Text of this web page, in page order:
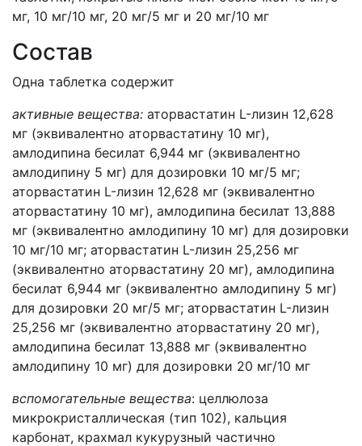
мг, 10 мг/10 мг, 20 мг/5 мг и 20 мг/10 мг
Состав
Одна таблетка содержит
активные вещества: аторвастатин L-лизин 12,628
мг (эквивалентно аторвастатину 10 мг),
амлодипина бесилат 6,944 мг (эквивалентно
амлодипину 5 мг) для дозировки 10 мг/5 мг;
аторвастатин L-лизин 12,628 мг (эквивалентно
аторвастатину 10 мг), амлодипина бесилат 13,888
мг (эквивалентно амлодипину 10 мг) для дозировки
10 мг/10 мг; аторвастатин L-лизин 25,256 мг
(эквивалентно аторвастатину 20 мг), амлодипина
бесилат 6,944 мг (эквивалентно амлодипину 5 мг)
для дозировки 20 мг/5 мг; аторвастатин L-лизин
25,256 мг (эквивалентно аторвастатину 20 мг),
амлодипина бесилат 13,888 мг (эквивалентно
амлодипину 10 мг) для дозировки 20 мг/10 мг
вспомогательные вещества: целлюлоза
микрокристаллическая (тип 102), кальция
карбонат, крахмал кукурузный частично